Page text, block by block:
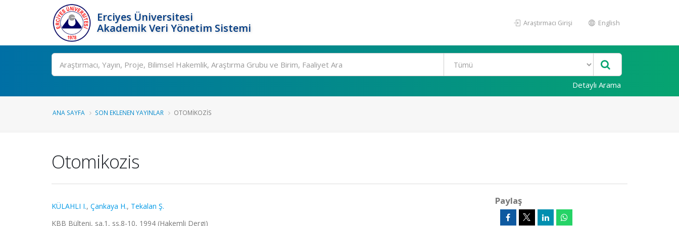
Erciyes Üniversitesi
Akademik Veri Yönetim Sistemi
Araştırmacı Girişi English
Ara
Detaylı Arama
ANA SAYFA SON EKLENEN YAYINLAR OTOMIKOZIS
Otomikozis
KÜLAHLI I., Çankaya H., Tekalan Ş.
KBB Bülteni, sa.1, ss.8-10, 1994 (Hakemli Dergi)
Paylaş